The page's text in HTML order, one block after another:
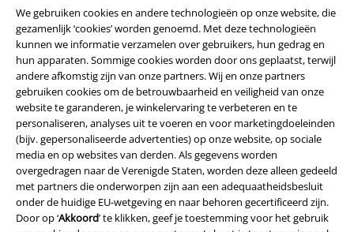
We gebruiken cookies en andere technologieën op onze website, die
gezamenlijk ‘cookies’ worden genoemd. Met deze technologieën
kunnen we informatie verzamelen over gebruikers, hun gedrag en
hun apparaten. Sommige cookies worden door ons geplaatst, terwijl
andere afkomstig zijn van onze partners. Wij en onze partners
gebruiken cookies om de betrouwbaarheid en veiligheid van onze
website te garanderen, je winkelervaring te verbeteren en te
personaliseren, analyses uit te voeren en voor marketingdoeleinden
(bijv. gepersonaliseerde advertenties) op onze website, op sociale
media en op websites van derden. Als gegevens worden
overgedragen naar de Verenigde Staten, worden deze alleen gedeeld
met partners die onderworpen zijn aan een adequaatheidsbesluit
onder de huidige EU-wetgeving en naar behoren gecertificeerd zijn.
Door op ‘Akkoord’ te klikken, geef je toestemming voor het gebruik
Legal
Algemene Voorwaarden